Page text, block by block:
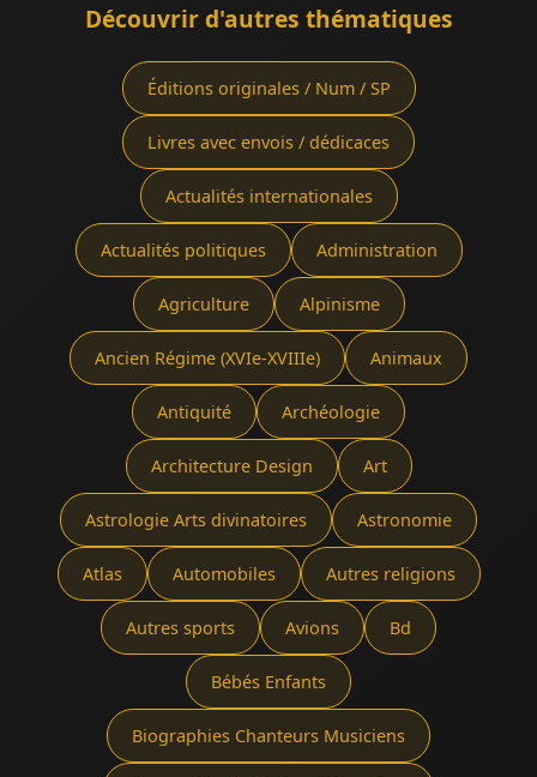
Découvrir d'autres thématiques
Éditions originales / Num / SP
Livres avec envois / dédicaces
Actualités internationales
Actualités politiques Administration
Agriculture Alpinisme
Ancien Régime (XVIe-XVIIIe) Animaux
Antiquité Archéologie
Architecture Design Art
Astrologie Arts divinatoires Astronomie
Atlas Automobiles Autres religions
Autres sports Avions Bd
Bébés Enfants
Biographies Chanteurs Musiciens